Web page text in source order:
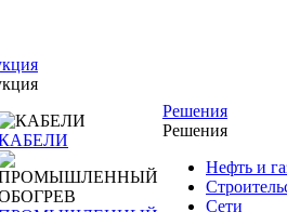
Решения
Решения
Нефть и
Сети